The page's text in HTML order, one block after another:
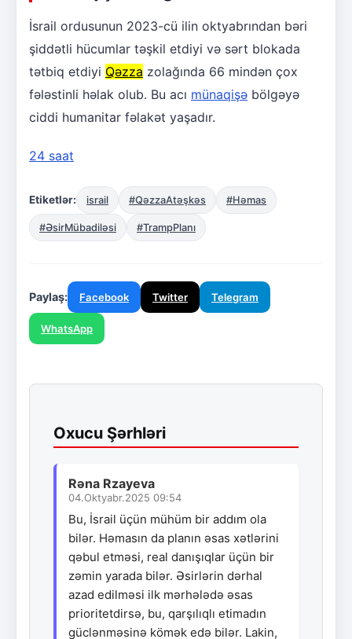
İsrail ordusunun 2023-cü ilin oktyabrından bəri
şiddətli hücumlar təşkil etdiyi və sərt blokada
tətbiq etdiyi Qəzza zolağında 66 mindən çox
fələstinli həlak olub. Bu acı münaqişə bölgəyə
ciddi humanitar fəlakət yaşadır.
24 saat
Etiketlər: israil #QəzzaAtəşkəs #Həmas
#ƏsirMübadiləsi #TrampPlanı
Paylaş: Facebook Twitter Telegram
WhatsApp
Oxucu Şərhləri
Rəna Rzayeva
04.Oktyabr.2025 09:54
Bu, İsrail üçün mühüm bir addım ola
bilər. Həmasın da planın əsas xətlərini
qəbul etməsi, real danışıqlar üçün bir
zəmin yarada bilər. Əsirlərin dərhal
azad edilməsi ilk mərhələdə əsas
prioritetdirsə, bu, qarşılıqlı etimadın
güclənməsinə kömək edə bilər. Lakin,